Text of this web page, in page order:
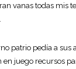
vanas todas mis
patrio pedía a sus
en juego recursos